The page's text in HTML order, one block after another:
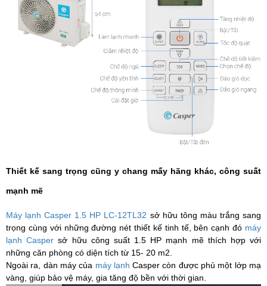
Thiết kế sang trọng cũng y chang mấy hãng khác, công suất
mạnh mẽ
Máy lạnh Casper 1.5 HP LC-12TL32 sở hữu tông màu trắng sang
trọng cùng với những đường nét thiết kế tinh tế, bên cạnh đó máy
lạnh Casper sở hữu công suất 1.5 HP mạnh mẽ thích hợp với
những căn phòng có diện tích từ 15- 20 m2.
Ngoài ra, dàn máy của máy lạnh Casper còn được phủ một lớp mạ
vàng, giúp bảo vệ máy, gia tăng độ bền với thời gian.